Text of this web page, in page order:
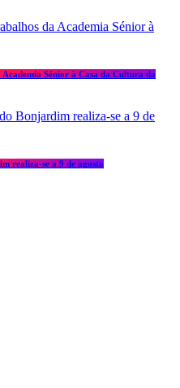
Sénior à Casa da Cultura da
realiza-se a 9 de agosto